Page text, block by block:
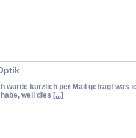
wurde kürzlich per Mail gefragt was
weil dies [...]